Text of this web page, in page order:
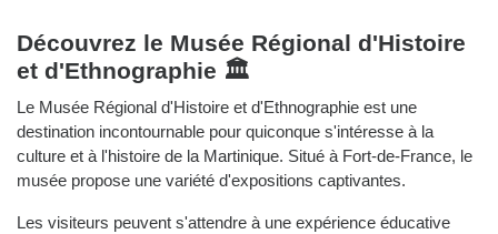
Découvrez le Musée Régional d'Histoire
et d'Ethnographie 🏛️
Le Musée Régional d'Histoire et d'Ethnographie est une
destination incontournable pour quiconque s'intéresse à la
culture et à l'histoire de la Martinique. Situé à Fort-de-France, le
musée propose une variété d'expositions captivantes.
Les visiteurs peuvent s'attendre à une expérience éducative